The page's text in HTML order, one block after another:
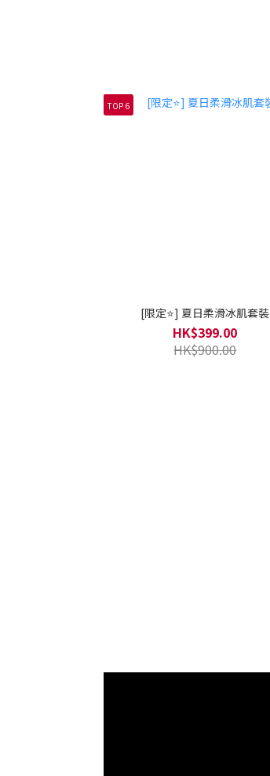
TOP 6
[限定⭐] 夏日柔滑冰肌套裝
HK$399.00
HK$900.00